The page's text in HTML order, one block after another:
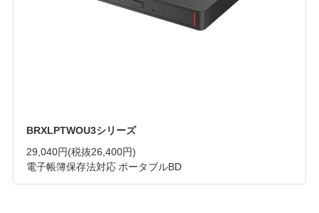
BRXLPTWOU3シリーズ
29,040円(税抜26,400円)
電子帳簿保存法対応 ポータブルBD